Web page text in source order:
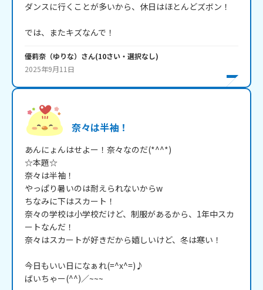
ダンスに行くことが多いから、休日はほとんどズボン！
では、またキズなんで！
優莉奈（ゆりな） さん(10さい・ 選択なし)
2025年9月11日
奈々は半袖！
あんにょんはせよー！奈々なのだ(*^^*)
☆本題☆
奈々は半袖！
やっぱり暑いのは耐えられないからw
ちなみに下はスカート！
奈々の学校は小学校だけど、制服があるから、1年中スカ
ートなんだ！
奈々はスカートが好きだから嬉しいけど、冬は寒い！
今日もいい日になぁれ(=^x^=)♪
ばいちゃー(^^)／~~~